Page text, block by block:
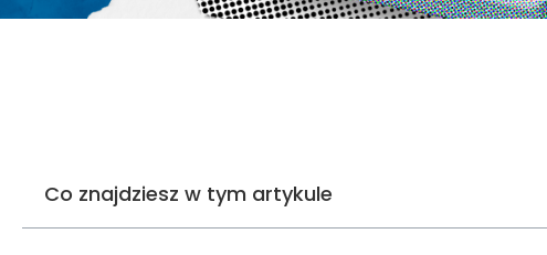
Co znajdziesz w tym artykule